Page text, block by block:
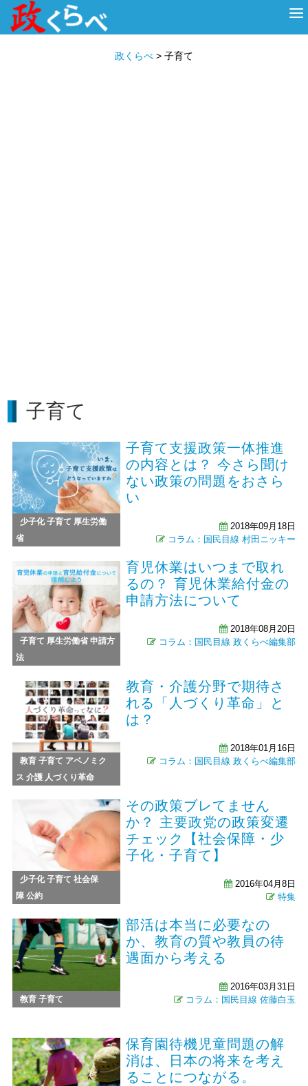
政くらべ > 子育て
子育て
少子化 子育て 厚生労働
省
子育て支援政策一体推進
の内容とは？ 今さら聞け
ない政策の問題をおさら
い
2018年09月18日
コラム：国民目線 村田ニッキー
子育て 厚生労働省 申請方
法
育児休業はいつまで取れ
るの？ 育児休業給付金の
申請方法について
2018年08月20日
コラム：国民目線 政くらべ編集部
教育 子育て アベノミク
ス 介護 人づくり革命
教育・介護分野で期待さ
れる「人づくり革命」と
は？
2018年01月16日
コラム：国民目線 政くらべ編集部
少子化 子育て 社会保
障 公約
その政策ブレてません
か？ 主要政党の政策変遷
チェック【社会保障・少
子化・子育て】
2016年04月8日
特集
教育 子育て
部活は本当に必要なの
か、教育の質や教員の待
遇面から考える
2016年03月31日
コラム：国民目線 佐藤白玉
保育園待機児童問題の解
消は、日本の将来を考え
ることにつながる。